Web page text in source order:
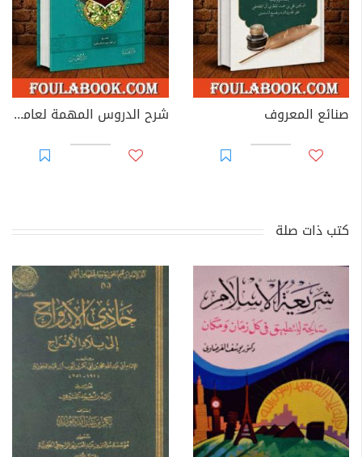
صنائع المعروف شرح الدروس المهمة لعامة الأمة
كتب ذات صلة